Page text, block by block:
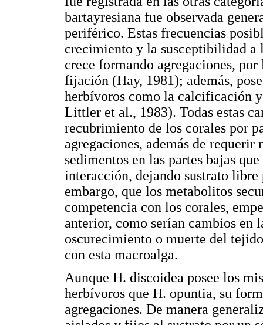
bartayresiana fue observada
periférico. Estas frecuencias
crecimiento y la susceptibilidad a
crece formando agregaciones,
fijación (Hay, 1981); además,
herbívoros como la calcificación
Littler et al., 1983). Todas estas
recubrimiento de los corales por
agregaciones, además de
sedimentos en las partes bajas
interacción, dejando sustrato libre
embargo, que los metabolitos
competencia con los corales,
anterior, como serían cambios en
oscurecimiento o muerte del
con esta macroalga.
Aunque H. discoidea posee los
herbívoros que H. opuntia, su
agregaciones. De manera